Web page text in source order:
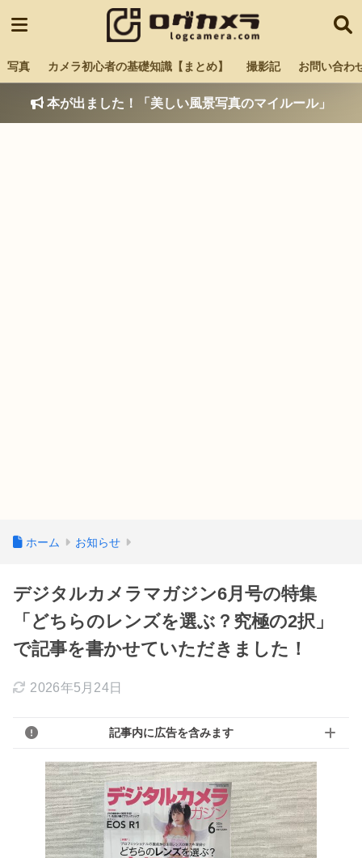
写真 カメラ初心者の基礎知識【まとめ】 撮影記 お問い合わ
本が出ました！「美しい風景写真のマイルール」
ホーム お知らせ
デジタルカメラマガジン6月号の特集
「どちらのレンズを選ぶ？究極の2択」
で記事を書かせていただきました！
2026年5月24日
記事内に広告を含みます